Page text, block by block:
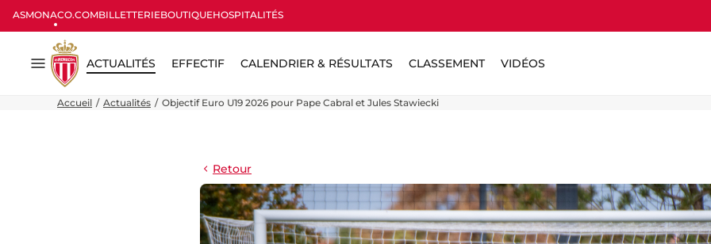
ASMONACO.COMBILLETTERIEBOUTIQUEHOSPITALITÉS
Menu
ACTUALITÉS EFFECTIF CALENDRIER & RÉSULTATS CLASSEMENT VIDÉOS
Accueil Actualités Objectif Euro U19 2026 pour Pape Cabral et Jules Stawiecki
Retour